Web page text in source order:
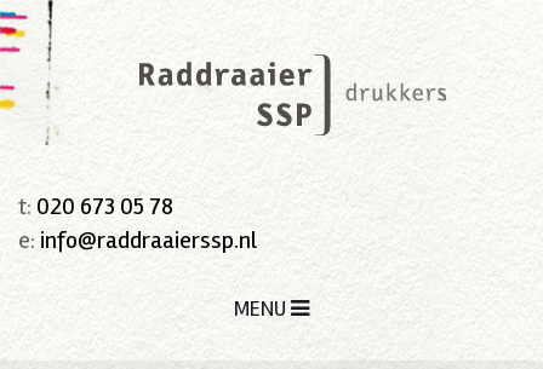
t: 020 673 05 78
e: info@raddraaierssp.nl
MENU